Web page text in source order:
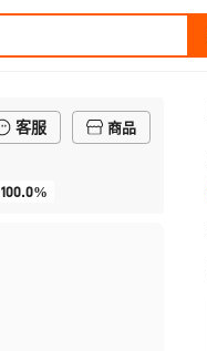
客服 商品
100.0%